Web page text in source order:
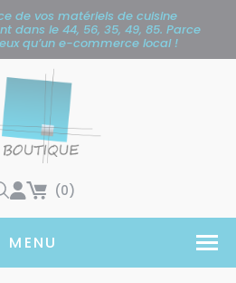
de vos matériels de cuisine
dans le 44, 56, 35, 49, 85. Parce
qu’un e-commerce local !
(0)
MENU